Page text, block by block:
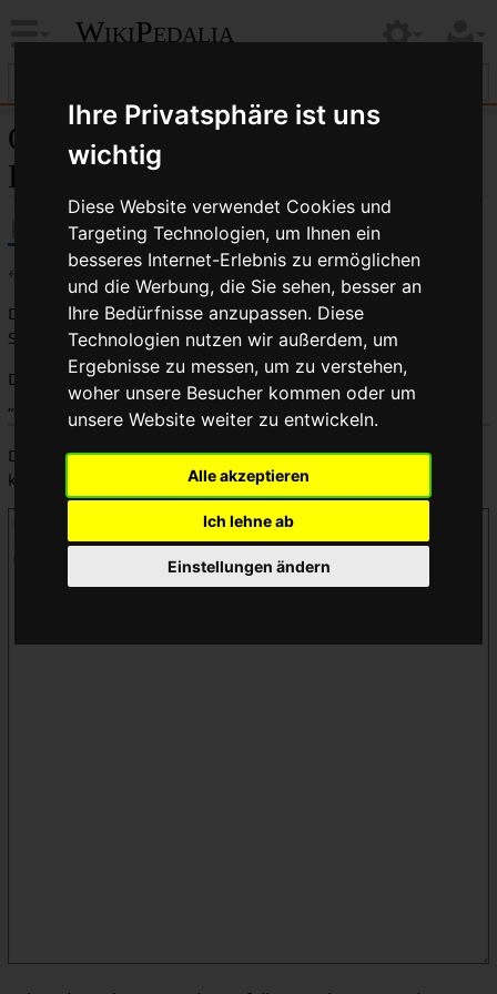
Ihre Privatsphäre ist uns
wichtig
Diese Website verwendet Cookies und
Targeting Technologien, um Ihnen ein
besseres Internet-Erlebnis zu ermöglichen
und die Werbung, die Sie sehen, besser an
Ihre Bedürfnisse anzupassen. Diese
Technologien nutzen wir außerdem, um
Ergebnisse zu messen, um zu verstehen,
woher unsere Besucher kommen oder um
unsere Website weiter zu entwickeln.
Alle akzeptieren
Ich lehne ab
Einstellungen ändern
WikiPedalia
Quelltext der Seite
Kettenblattschraube
← Kettenblattschraube
Du bist aus dem folgenden Grund nicht berechtigt, diese
Seite zu bearbeiten:
Diese Aktion ist auf Benutzer beschränkt, die der Gruppe
„ Benutzer“ angehören.
Du kannst den Quelltext dieser Seite betrachten und
kopieren.